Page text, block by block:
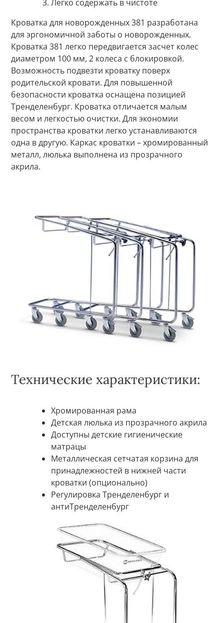
Легко содержать в чистоте
Кроватка для новорожденных 381 разработана
для эргономичной заботы о новорожденных.
Кроватка 381 легко передвигается засчет колес
диаметром 100 мм, 2 колеса с блокировкой.
Возможность подвезти кроватку поверх
родительской кровати. Для повышенной
безопасности кроватка оснащена позицией
Тренделенбург. Кроватка отличается малым
весом и легкостью очистки. Для экономии
пространства кроватки легко устанавливаются
одна в другую. Каркас кроватки – хромированный
металл, люлька выполнена из прозрачного
акрила.
Технические характеристики:
Хромированная рама
Детская люлька из прозрачного акрила
Доступны детские гигиенические
матрацы
Металлическая сетчатая корзина для
принадлежностей в нижней части
кроватки (опционально)
Регулировка Тренделенбург и
антиТренделенбург